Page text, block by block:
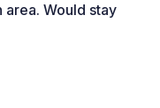
Would stay